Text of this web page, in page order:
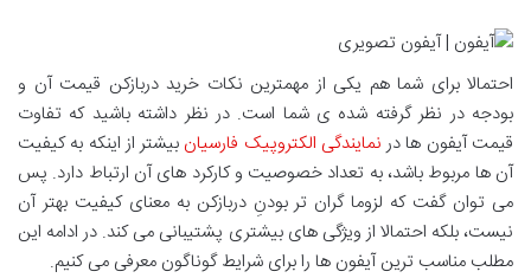
احتمالا برای شما هم یکی از مهمترین نکات خرید دربازکن قیمت آن و
بودجه در نظر گرفته شده ی شما است. در نظر داشته باشید که تفاوت
قیمت آیفون ها درنمایندگی الکتروپیک فارسیان بیشتر از اینکه به کیفیت
آن ها مربوط باشد، به تعداد خصوصیت و کارکرد های آن ارتباط دارد. پس
می توان گفت که لزوما گران تر بودنِ دربازکن به معنای کیفیت بهتر آن
نیست، بلکه احتمالا از ویژگی های بیشتری پشتیبانی می کند. در ادامه این
مطلب مناسب ترین آیفون ها را برای شرایط گوناگون معرفی می کنیم.